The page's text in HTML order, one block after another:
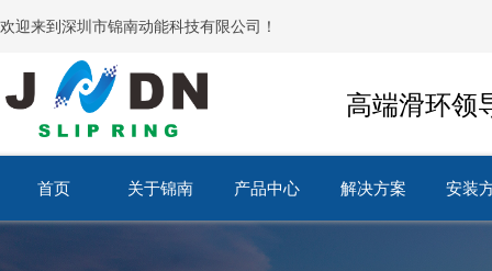
首页 关于锦南 产品中心
产品中心
解决方案 安装
高端滑环领
欢迎来到深圳市锦南动能科技有限公司！